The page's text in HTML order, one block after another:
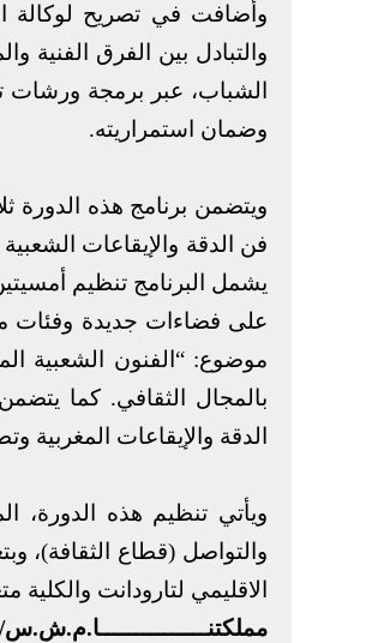
وأضافت في تصريح لوكالة
والتبادل بين الفرق الفنية
الشباب، عبر برمجة ورشات
وضمان استمراريته.
ويتضمن برنامج هذه الدورة
يشمل البرنامج تنظيم
على فضاءات جديدة وفئات
موضوع: “الفنون الشعبية
بالمجال الثقافي. كما
الدقة والإيقاعات المغربية
والتواصل (قطاع الثقافة)،
الاقليمي لتارودانت